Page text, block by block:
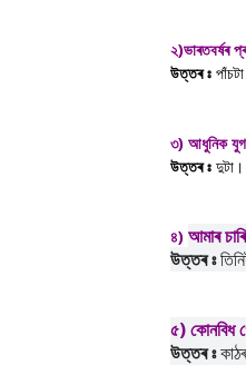
২)ভাৰতবৰ্ষৰ
উত্তৰ ঃ
৩) আধুনিক
উত্তৰ ঃ দুটা।
৪) আমাৰ
উত্তৰ ঃ
৫)কোনবিধ
উত্তৰ ঃ